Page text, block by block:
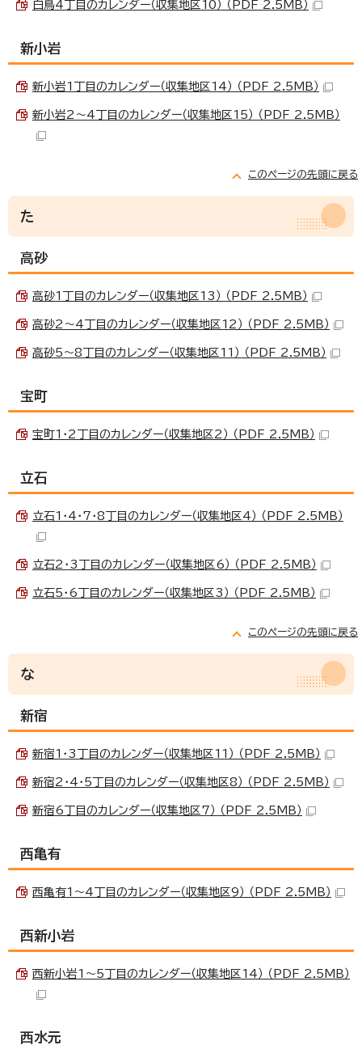
白鳥4丁目のカレンダー（収集地区10） （PDF 2.5MB）
新小岩
新小岩1丁目のカレンダー（収集地区14） （PDF 2.5MB）
新小岩2～4丁目のカレンダー（収集地区15） （PDF 2.5MB）
このページの先頭に戻る
た
高砂
高砂1丁目のカレンダー（収集地区13） （PDF 2.5MB）
高砂2～4丁目のカレンダー（収集地区12） （PDF 2.5MB）
高砂5～8丁目のカレンダー（収集地区11） （PDF 2.5MB）
宝町
宝町1・2丁目のカレンダー（収集地区2） （PDF 2.5MB）
立石
立石1・4・7・8丁目のカレンダー（収集地区4） （PDF 2.5MB）
立石2・3丁目のカレンダー（収集地区6） （PDF 2.5MB）
立石5・6丁目のカレンダー（収集地区3） （PDF 2.5MB）
このページの先頭に戻る
な
新宿
新宿1・3丁目のカレンダー（収集地区11） （PDF 2.5MB）
新宿2・4・5丁目のカレンダー（収集地区8） （PDF 2.5MB）
新宿6丁目のカレンダー（収集地区7） （PDF 2.5MB）
西亀有
西亀有1～4丁目のカレンダー（収集地区9） （PDF 2.5MB）
西新小岩
西新小岩1～5丁目のカレンダー（収集地区14） （PDF 2.5MB）
西水元